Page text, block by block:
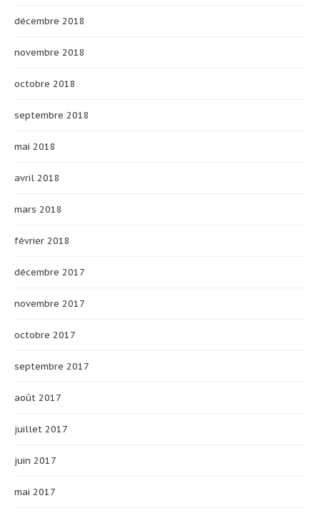
décembre 2018
novembre 2018
octobre 2018
septembre 2018
mai 2018
avril 2018
mars 2018
février 2018
décembre 2017
novembre 2017
octobre 2017
septembre 2017
août 2017
juillet 2017
juin 2017
mai 2017